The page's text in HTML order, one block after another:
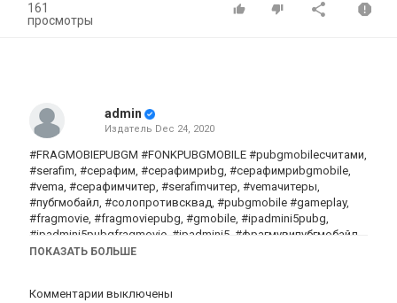
161
просмотры
admin
Издатель Dec 24, 2020
#FRAGMOBIEPUBGM #FONKPUBGMOBILE #pubgmobilecчитами,
#serafim, #серафим, #серафимриbg, #серафимриbgmobile,
#vema, #серафимчитер, #serafimчитер, #vemaчитеры,
#пубгмобайл, #солопротивсквад, #pubgmobile #gameplay,
#fragmovie, #fragmoviepubg, #gmobile, #ipadmini5pubg,
#ipadmini5pubgfragmovie, #ipadmini5, #фрагмувипубгмобайл,
#pubgmobilehighlights, #пубгмобайл #фрагмуви,
#fragmoviemoonlight, #кастомкипубгмобайл,
ПОКАЗАТЬ БОЛЬШЕ
Комментарии выключены